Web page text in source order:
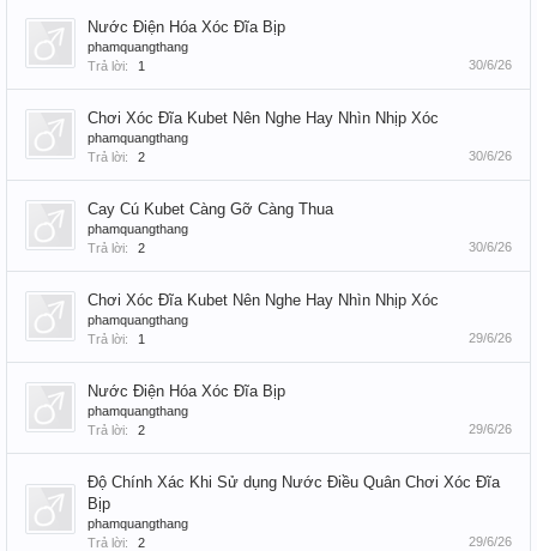
Nước Điện Hóa Xóc Đĩa Bịp
phamquangthang
Trả lời:
1 30/6/26
Chơi Xóc Đĩa Kubet Nên Nghe Hay Nhìn Nhịp Xóc
phamquangthang
Trả lời:
2 30/6/26
Cay Cú Kubet Càng Gỡ Càng Thua
phamquangthang
Trả lời:
2 30/6/26
Chơi Xóc Đĩa Kubet Nên Nghe Hay Nhìn Nhịp Xóc
phamquangthang
Trả lời:
1 29/6/26
Nước Điện Hóa Xóc Đĩa Bịp
phamquangthang
Trả lời:
2 29/6/26
Độ Chính Xác Khi Sử dụng Nước Điều Quân Chơi Xóc Đĩa
Bịp
phamquangthang
Trả lời:
2 29/6/26